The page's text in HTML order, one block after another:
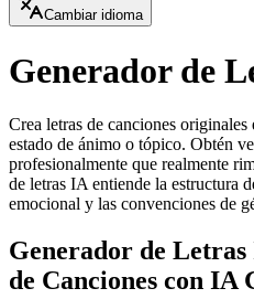
Cambiar idioma
Generador de
Crea letras de canciones originales
estado de ánimo o tópico. Obtén
profesionalmente que realmente
de letras IA entiende la estructura
emocional y las convenciones de
Generador de
de Canciones con IA